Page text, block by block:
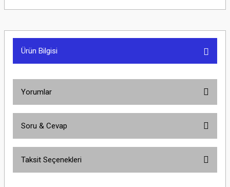
Ürün Bilgisi
Yorumlar
Soru & Cevap
Taksit Seçenekleri